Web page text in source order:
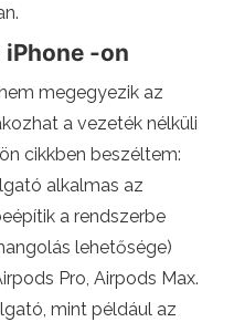
iPhone -on
megegyezik az
a vezeték nélküli
cikkben beszéltem:
alkalmas az
a rendszerbe
lehetősége)
Pro, Airpods Max.
mint például az